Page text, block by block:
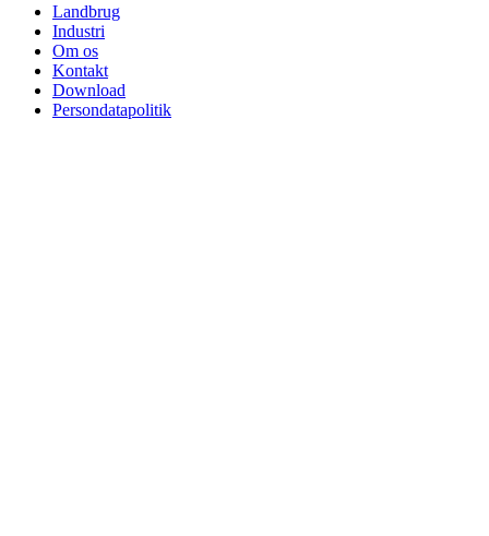
Landbrug
Industri
Om os
Kontakt
Download
Persondatapolitik